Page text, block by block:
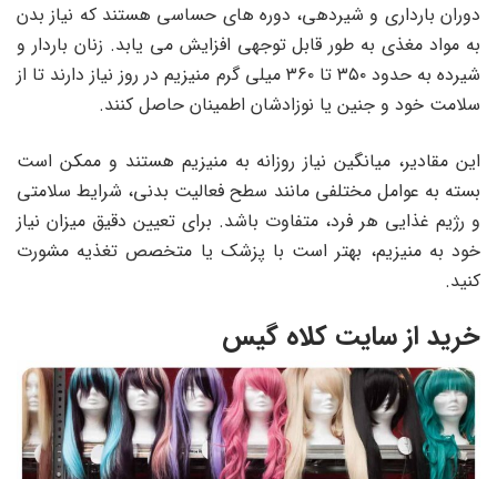
دوران بارداری و شیردهی، دوره های حساسی هستند که نیاز بدن
به مواد مغذی به طور قابل توجهی افزایش می یابد. زنان باردار و
شیرده به حدود ۳۵۰ تا ۳۶۰ میلی گرم منیزیم در روز نیاز دارند تا از
سلامت خود و جنین یا نوزادشان اطمینان حاصل کنند.
این مقادیر، میانگین نیاز روزانه به منیزیم هستند و ممکن است
بسته به عوامل مختلفی مانند سطح فعالیت بدنی، شرایط سلامتی
و رژیم غذایی هر فرد، متفاوت باشد. برای تعیین دقیق میزان نیاز
خود به منیزیم، بهتر است با پزشک یا متخصص تغذیه مشورت
کنید.
خرید از سایت کلاه گیس